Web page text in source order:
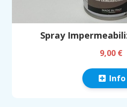
Spray
9,00 €
Info